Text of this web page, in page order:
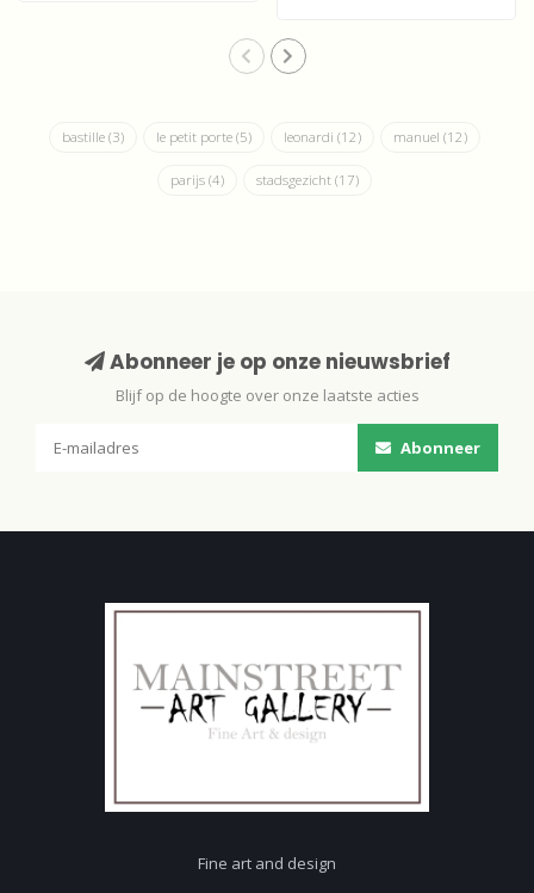
bastille (3) le petit porte (5) leonardi (12) manuel (12)
parijs (4) stadsgezicht (17)
Abonneer je op onze nieuwsbrief
Blijf op de hoogte over onze laatste acties
Abonneer
Fine art and design